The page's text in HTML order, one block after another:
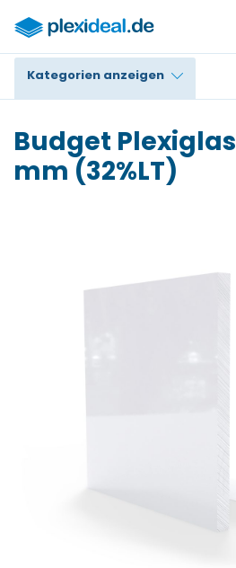
Kategorien anzeigen
Polycarbonat
PE / Polyethylen
Budget
mm (32%LT)